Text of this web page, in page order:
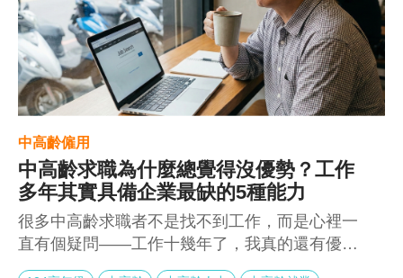
中高齡僱用
中高齡求職為什麼總覺得沒優勢？工作
多年其實具備企業最缺的5種能力
很多中高齡求職者不是找不到工作，而是心裡一
直有個疑問——工作十幾年了，我真的還有優勢
嗎？